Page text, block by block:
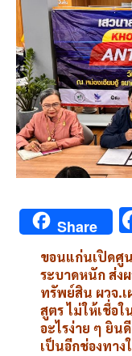
Share
ขอนแก่นเปิดศู
ระบาดหนัก ส่ง
ทรัพย์สิน ผวจ.
สูตร ไม่ให้เชื่อ
อะไรง่าย ๆ ยิ
เป็นอีกช่องทา